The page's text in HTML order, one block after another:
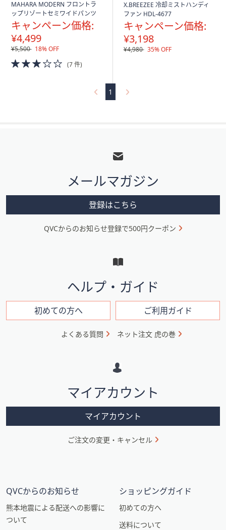
MAHARA MODERN フロントラ
ップリゾートセミワイドパンツ
キャンペーン価格:
¥4,499
¥5,500 18% OFF
3.0
of
(7 件)
X.BREEZEE 冷却ミストハンディ
ファン HDL-4677
キャンペーン価格:
¥3,198
¥4,980 35% OFF
1
メ
ニ
ン
ン
メールマガジン
登録はこちら
QVCからのお知らせ登録で500円クーポン
ヘルプ・ガイド
初めての方へ ご利用ガイド
よくある質問 ネット注文 虎の巻
マイアカウント
マイアカウント
ご注文の変更・キャンセル
QVCからのお知らせ
熊本地震による配送への影響に
ついて
ショッピングガイド
初めての方へ
送料について